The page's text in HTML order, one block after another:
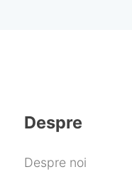
Despre
Despre noi